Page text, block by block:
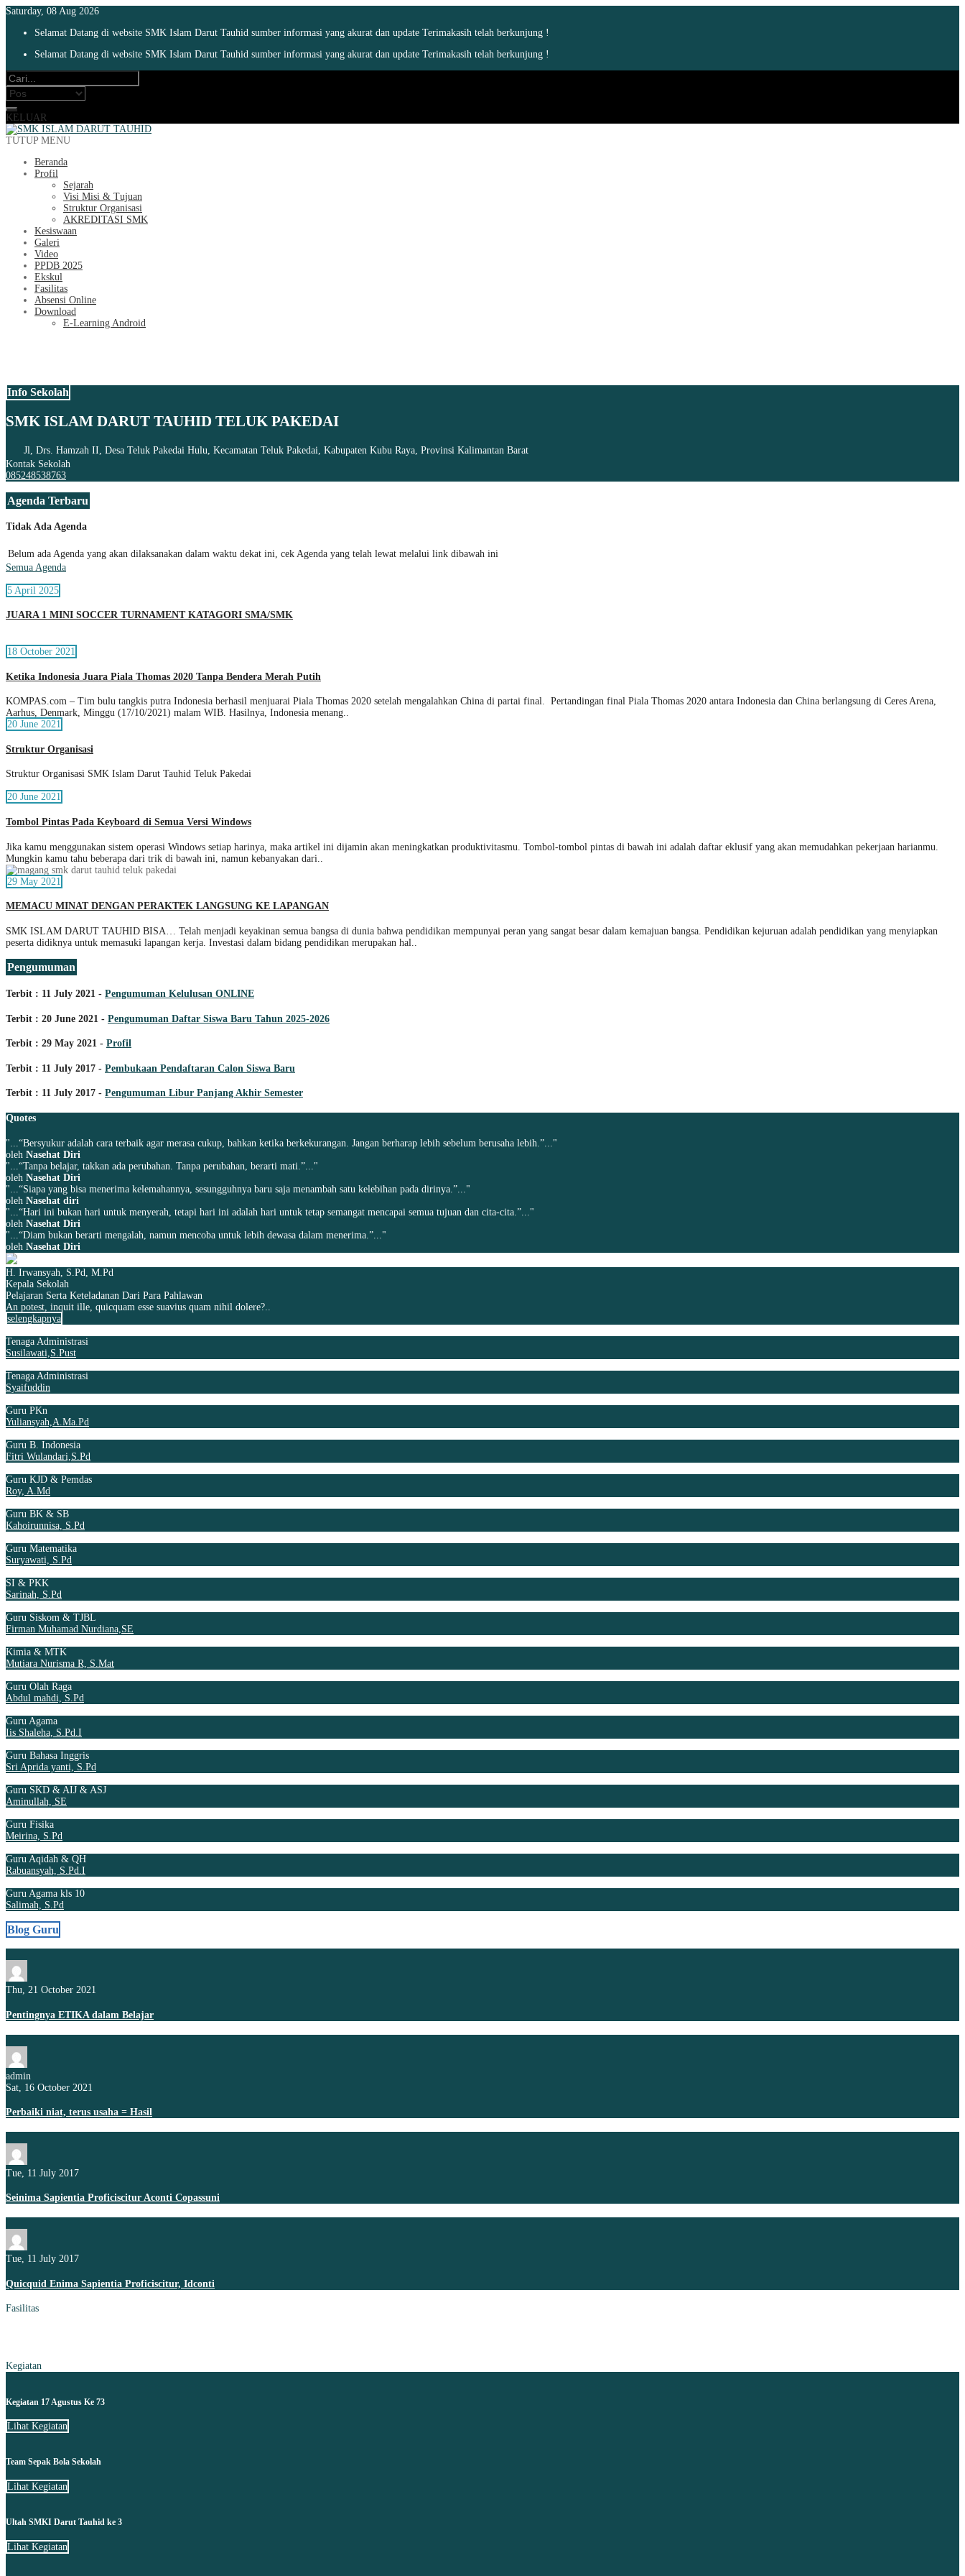
Saturday, 08 Aug 2026
Selamat Datang di website SMK Islam Darut Tauhid sumber informasi yang akurat dan update Terimakasih telah berkunjung !
Selamat Datang di website SMK Islam Darut Tauhid sumber informasi yang akurat dan update Terimakasih telah berkunjung !
KELUAR
TUTUP MENU
Beranda
Profil
Sejarah
Visi Misi & Tujuan
Struktur Organisasi
AKREDITASI SMK
Kesiswaan
Galeri
Video
PPDB 2025
Ekskul
Fasilitas
Absensi Online
Download
E-Learning Android
Info Sekolah
SMK ISLAM DARUT TAUHID TELUK PAKEDAI
Jl, Drs. Hamzah II, Desa Teluk Pakedai Hulu, Kecamatan Teluk Pakedai, Kabupaten Kubu Raya, Provinsi Kalimantan Barat
Kontak Sekolah
085248538763
Agenda Terbaru
Tidak Ada Agenda
Belum ada Agenda yang akan dilaksanakan dalam waktu dekat ini, cek Agenda yang telah lewat melalui link dibawah ini
Semua Agenda
5 April 2025
JUARA 1 MINI SOCCER TURNAMENT KATAGORI SMA/SMK
18 October 2021
Ketika Indonesia Juara Piala Thomas 2020 Tanpa Bendera Merah Putih
KOMPAS.com – Tim bulu tangkis putra Indonesia berhasil menjuarai Piala Thomas 2020 setelah mengalahkan China di partai final. Pertandingan final Piala Thomas 2020 antara Indonesia dan China berlangsung di Ceres Arena,
Aarhus, Denmark, Minggu (17/10/2021) malam WIB. Hasilnya, Indonesia menang..
20 June 2021
Struktur Organisasi
Struktur Organisasi SMK Islam Darut Tauhid Teluk Pakedai
20 June 2021
Tombol Pintas Pada Keyboard di Semua Versi Windows
Jika kamu menggunakan sistem operasi Windows setiap harinya, maka artikel ini dijamin akan meningkatkan produktivitasmu. Tombol-tombol pintas di bawah ini adalah daftar eklusif yang akan memudahkan pekerjaan harianmu.
Mungkin kamu tahu beberapa dari trik di bawah ini, namun kebanyakan dari..
29 May 2021
MEMACU MINAT DENGAN PERAKTEK LANGSUNG KE LAPANGAN
SMK ISLAM DARUT TAUHID BISA… Telah menjadi keyakinan semua bangsa di dunia bahwa pendidikan mempunyai peran yang sangat besar dalam kemajuan bangsa. Pendidikan kejuruan adalah pendidikan yang menyiapkan
peserta didiknya untuk memasuki lapangan kerja. Investasi dalam bidang pendidikan merupakan hal..
Pengumuman
Terbit : 11 July 2021 - Pengumuman Kelulusan ONLINE
Terbit : 20 June 2021 - Pengumuman Daftar Siswa Baru Tahun 2025-2026
Terbit : 29 May 2021 - Profil
Terbit : 11 July 2017 - Pembukaan Pendaftaran Calon Siswa Baru
Terbit : 11 July 2017 - Pengumuman Libur Panjang Akhir Semester
Quotes
"...“Bersyukur adalah cara terbaik agar merasa cukup, bahkan ketika berkekurangan. Jangan berharap lebih sebelum berusaha lebih.”..."
oleh Nasehat Diri
"...“Tanpa belajar, takkan ada perubahan. Tanpa perubahan, berarti mati.”..."
oleh Nasehat Diri
"...“Siapa yang bisa menerima kelemahannya, sesungguhnya baru saja menambah satu kelebihan pada dirinya.”..."
oleh Nasehat diri
"...“Hari ini bukan hari untuk menyerah, tetapi hari ini adalah hari untuk tetap semangat mencapai semua tujuan dan cita-cita.”..."
oleh Nasehat Diri
"...“Diam bukan berarti mengalah, namun mencoba untuk lebih dewasa dalam menerima.”..."
oleh Nasehat Diri
H. Irwansyah, S.Pd, M.Pd
Kepala Sekolah
Pelajaran Serta Keteladanan Dari Para Pahlawan
An potest, inquit ille, quicquam esse suavius quam nihil dolere?..
selengkapnya
Tenaga Administrasi
Susilawati,S.Pust
Tenaga Administrasi
Syaifuddin
Guru PKn
Yuliansyah,A.Ma.Pd
Guru B. Indonesia
Fitri Wulandari,S.Pd
Guru KJD & Pemdas
Roy, A.Md
Guru BK & SB
Kahoirunnisa, S.Pd
Guru Matematika
Suryawati, S.Pd
SI & PKK
Sarinah, S.Pd
Guru Siskom & TJBL
Firman Muhamad Nurdiana,SE
Kimia & MTK
Mutiara Nurisma R, S.Mat
Guru Olah Raga
Abdul mahdi, S.Pd
Guru Agama
Iis Shaleha, S.Pd.I
Guru Bahasa Inggris
Sri Aprida yanti, S.Pd
Guru SKD & AIJ & ASJ
Aminullah, SE
Guru Fisika
Meirina, S.Pd
Guru Aqidah & QH
Rabuansyah, S.Pd.I
Guru Agama kls 10
Salimah, S.Pd
Blog Guru
Thu, 21 October 2021
Pentingnya ETIKA dalam Belajar
admin
Sat, 16 October 2021
Perbaiki niat, terus usaha = Hasil
Tue, 11 July 2017
Seinima Sapientia Proficiscitur Aconti Copassuni
Tue, 11 July 2017
Quicquid Enima Sapientia Proficiscitur, Idconti
Fasilitas
Kegiatan
Kegiatan 17 Agustus Ke 73
Lihat Kegiatan
Team Sepak Bola Sekolah
Lihat Kegiatan
Ultah SMKI Darut Tauhid ke 3
Lihat Kegiatan